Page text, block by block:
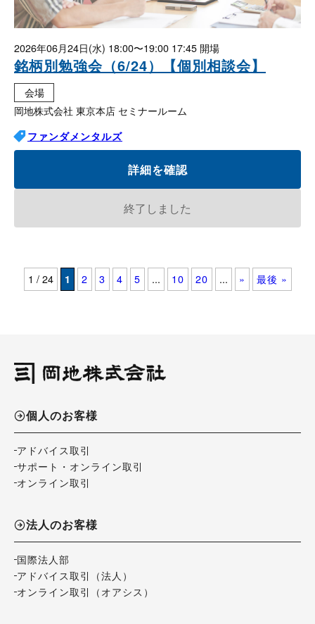
2026年06月24日(水) 18:00〜19:00 17:45
銘柄別勉強会（6/24）【個別相談会】
会場
岡地株式会社 東京本店 セミナールーム
ファンダメンタルズ
詳細を確認
終了しました
1 / 24 1 2 3 4 5 ... 10 20 ... » 最後 »
個人のお客様
アドバイス取引
サポート・オンライン取引
オンライン取引
法人のお客様
国際法人部
アドバイス取引（法人）
オンライン取引（オアシス）